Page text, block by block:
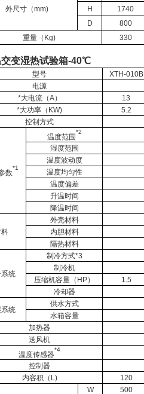
外尺寸（mm)
H
1740
D
800
重量（Kg)
330
变湿热试验箱-40℃
型号 XTH-010B
电源
*大电流（A）
13
*大功率（KW)
5.2
控制方式
数
*1
温度范围
*2
湿度范围
温度波动度
温度均匀性
温度偏差
升温时间
降温时间
料
外壳材料
内胆材料
隔热材料
统
制冷方式*3
制冷机
压缩机容量（HP）
1.5
冷却器
统
供水方式
水箱容量
加热器
送风机
温度传感器
*4
控制器
内容积（L)
120
W 500